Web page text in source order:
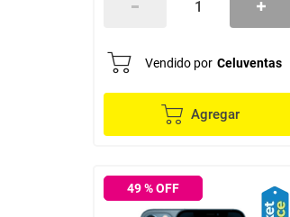
Vendido por Celuventas
Agregar
49% OFF